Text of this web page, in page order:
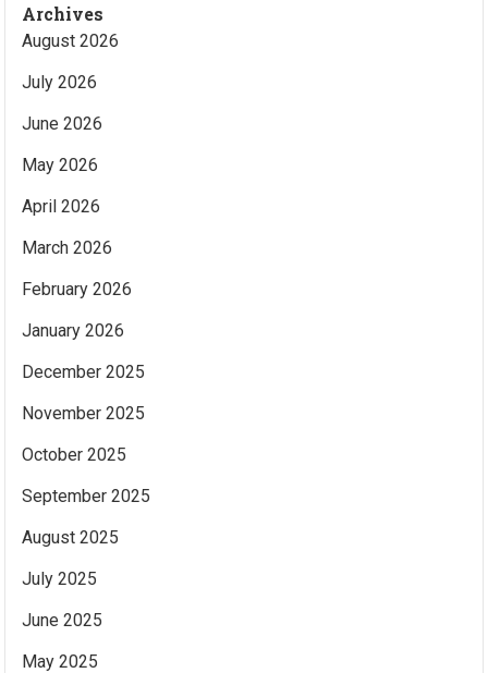
Archives
August 2026
July 2026
June 2026
May 2026
April 2026
March 2026
February 2026
January 2026
December 2025
November 2025
October 2025
September 2025
August 2025
July 2025
June 2025
May 2025